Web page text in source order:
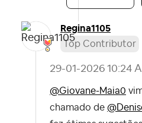
Regina1105
Top Contributor
‎29-01-2026 10:24
@Giovane-Maia0
chamado de